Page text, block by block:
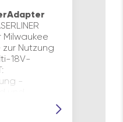
Nutzung
18V-
-